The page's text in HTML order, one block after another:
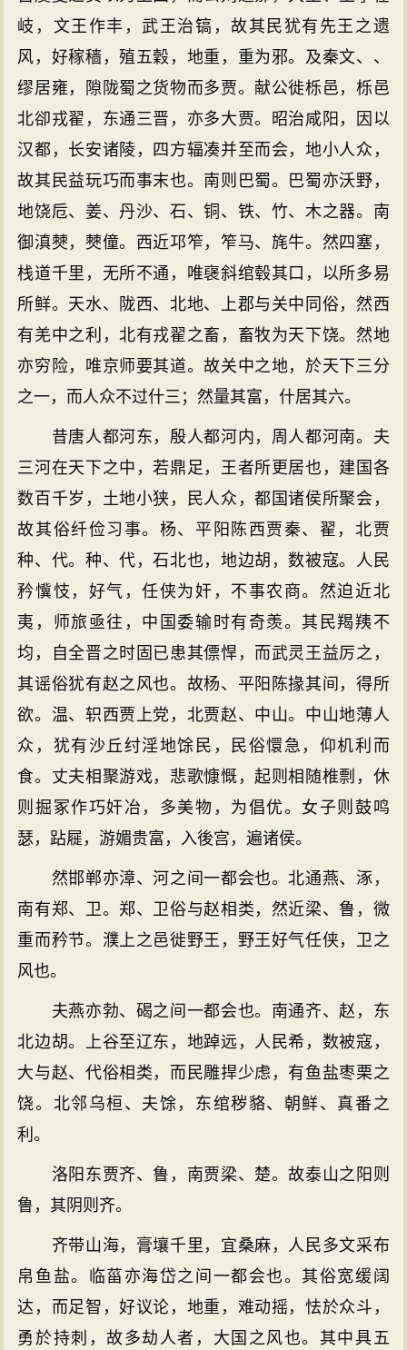
岐，文王作丰，武王治镐，故其民犹有先王之遗
风，好稼穑，殖五穀，地重，重为邪。及秦文、、
缪居雍，隙陇蜀之货物而多贾。献公徙栎邑，栎邑
北卻戎翟，东通三晋，亦多大贾。昭治咸阳，因以
汉都，长安诸陵，四方辐凑并至而会，地小人众，
故其民益玩巧而事末也。南则巴蜀。巴蜀亦沃野，
地饶卮、姜、丹沙、石、铜、铁、竹、木之器。南
御滇僰，僰僮。西近邛笮，笮马、旄牛。然四塞，
栈道千里，无所不通，唯襃斜绾毂其口，以所多易
所鲜。天水、陇西、北地、上郡与关中同俗，然西
有羌中之利，北有戎翟之畜，畜牧为天下饶。然地
亦穷险，唯京师要其道。故关中之地，於天下三分
之一，而人众不过什三；然量其富，什居其六。
昔唐人都河东，殷人都河内，周人都河南。夫
三河在天下之中，若鼎足，王者所更居也，建国各
数百千岁，土地小狭，民人众，都国诸侯所聚会，
故其俗纤俭习事。杨、平阳陈西贾秦、翟，北贾
种、代。种、代，石北也，地边胡，数被寇。人民
矜懻忮，好气，任侠为奸，不事农商。然迫近北
夷，师旅亟往，中国委输时有奇羡。其民羯羠不
均，自全晋之时固已患其僄悍，而武灵王益厉之，
其谣俗犹有赵之风也。故杨、平阳陈掾其间，得所
欲。温、轵西贾上党，北贾赵、中山。中山地薄人
众，犹有沙丘纣淫地馀民，民俗懁急，仰机利而
食。丈夫相聚游戏，悲歌慷慨，起则相随椎剽，休
则掘冢作巧奸冶，多美物，为倡优。女子则鼓鸣
瑟，跕屣，游媚贵富，入後宫，遍诸侯。
然邯郸亦漳、河之间一都会也。北通燕、涿，
南有郑、卫。郑、卫俗与赵相类，然近梁、鲁，微
重而矜节。濮上之邑徙野王，野王好气任侠，卫之
风也。
夫燕亦勃、碣之间一都会也。南通齐、赵，东
北边胡。上谷至辽东，地踔远，人民希，数被寇，
大与赵、代俗相类，而民雕捍少虑，有鱼盐枣栗之
饶。北邻乌桓、夫馀，东绾秽貉、朝鲜、真番之
利。
洛阳东贾齐、鲁，南贾梁、楚。故泰山之阳则
鲁，其阴则齐。
齐带山海，膏壤千里，宜桑麻，人民多文采布
帛鱼盐。临菑亦海岱之间一都会也。其俗宽缓阔
达，而足智，好议论，地重，难动摇，怯於众斗，
勇於持刺，故多劫人者，大国之风也。其中具五